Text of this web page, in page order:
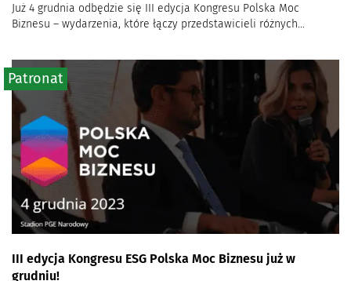
Już 4 grudnia odbędzie się III edycja Kongresu Polska Moc
Biznesu – wydarzenia, które łączy przedstawicieli różnych...
III edycja Kongresu ESG Polska Moc Biznesu już w
grudniu!
Patronat